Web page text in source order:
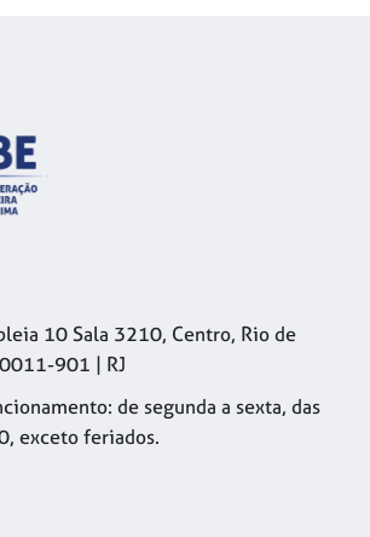
10 Sala 3210, Centro, Rio de
901 | RJ
de segunda a sexta, das
exceto feriados.